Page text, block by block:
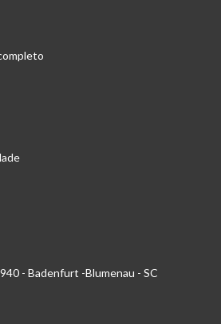
- Badenfurt -Blumenau - SC